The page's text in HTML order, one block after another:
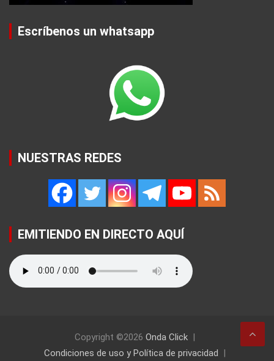
Escríbenos un whatsapp
NUESTRAS REDES
EMITIENDO EN DIRECTO AQUÍ
Copyright ©2026 Onda Click
Condiciones de uso y Política de privacidad